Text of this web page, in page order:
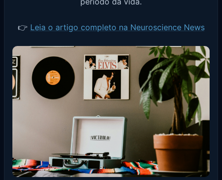
👉 Leia o artigo completo na Neuroscience News